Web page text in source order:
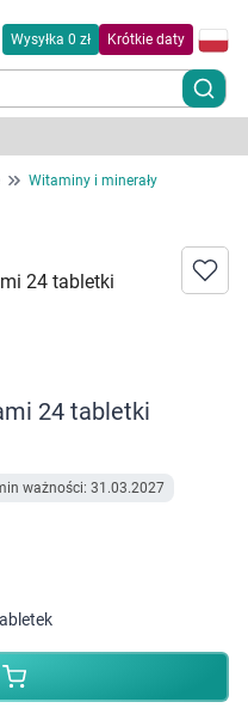
Wysyłka 0 zł Krótkie daty
Witaminy i minerały
24 tabletki
ważności: 31.03.2027